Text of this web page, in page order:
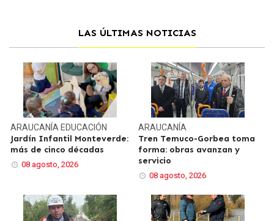
LAS ÚLTIMAS NOTICIAS
ARAUCANÍA EDUCACIÓN
Jardín Infantil Monteverde:
más de cinco décadas
08 agosto, 2026
ARAUCANÍA
Tren Temuco-Gorbea toma
forma: obras avanzan y
servicio
08 agosto, 2026